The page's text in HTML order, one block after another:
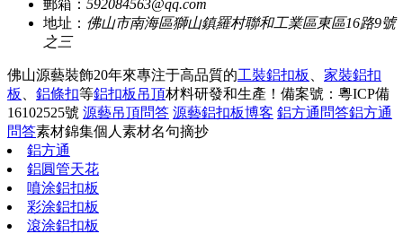
郵箱： 592084563@qq.com
地址： 佛山市南海區獅山鎮羅村聯和工業區東區16路9號
之三
佛山源藝裝飾20年來專注于高品質的工裝鋁扣板
家裝鋁扣
板
鋁條扣等鋁扣板吊頂材料研發和生產！ 備案號：粵ICP備
16102525號 源藝吊頂問答 源藝鋁扣板博客 鋁方通問答鋁方通
問答素材錦集個人素材名句摘抄
鋁方通
鋁圓管天花
噴涂鋁扣板
彩涂鋁扣板
滾涂鋁扣板